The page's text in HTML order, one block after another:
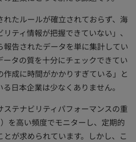
れたルールが確立されておらず、海
ティ情報が把握できていない」、
報告されたデータを単に集計してい
ータの質を十分にチェックできてい
作成に時間がかかりすぎている」と
日本企業は少なくありません。
ステナビリティパフォーマンスの重
を高い頻度でモニターし、定期的
が求められています。しかし、こ